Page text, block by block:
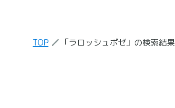
TOP 「ラロッシュポゼ」の検索結果